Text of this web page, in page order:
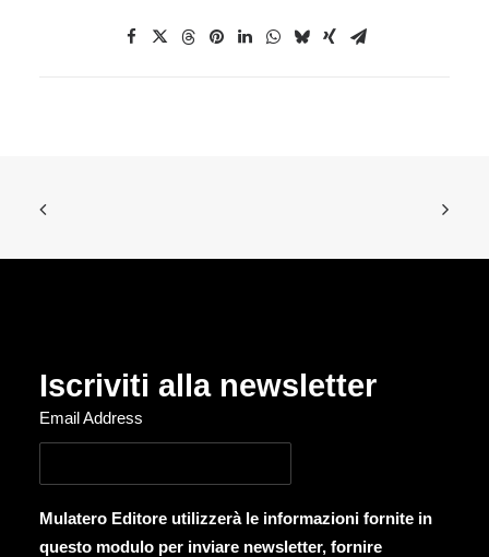
Iscriviti alla newsletter
Email Address
Mulatero Editore utilizzerà le informazioni fornite in
questo modulo per inviare newsletter, fornire